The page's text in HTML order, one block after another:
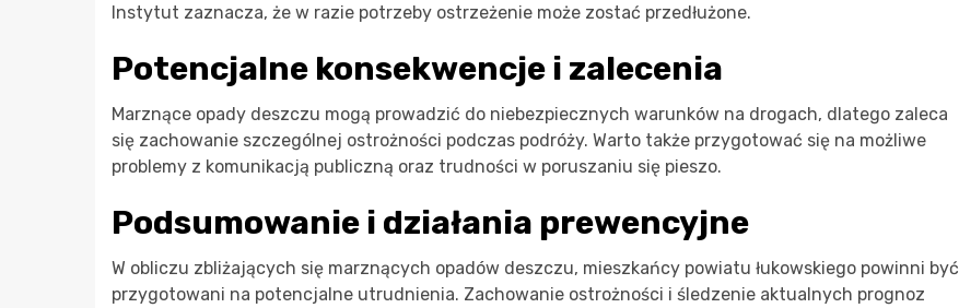
Instytut zaznacza, że w razie potrzeby ostrzeżenie może zostać przedłużone.
Potencjalne konsekwencje i zalecenia
Marznące opady deszczu mogą prowadzić do niebezpiecznych warunków na drogach, dlatego zaleca
się zachowanie szczególnej ostrożności podczas podróży. Warto także przygotować się na możliwe
problemy z komunikacją publiczną oraz trudności w poruszaniu się pieszo.
Podsumowanie i działania prewencyjne
W obliczu zbliżających się marznących opadów deszczu, mieszkańcy powiatu łukowskiego powinni być
przygotowani na potencjalne utrudnienia. Zachowanie ostrożności i śledzenie aktualnych prognoz